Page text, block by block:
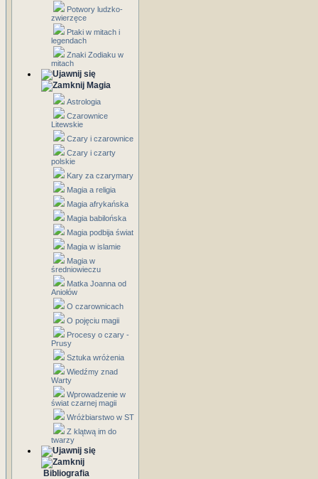
Potwory ludzko-
zwierzęce
Ptaki w mitach i
legendach
Znaki Zodiaku w
mitach
Magia
Astrologia
Czarownice
Litewskie
Czary i czarownice
Czary i czarty
polskie
Kary za czarymary
Magia a religia
Magia afrykańska
Magia babilońska
Magia podbija świat
Magia w islamie
Magia w
średniowieczu
Matka Joanna od
Aniołów
O czarownicach
O pojęciu magii
Procesy o czary -
Prusy
Sztuka wróżenia
Wiedźmy znad
Warty
Wprowadzenie w
świat czarnej magii
Wróżbiarstwo w ST
Z klątwą im do
twarzy
Bibliografia